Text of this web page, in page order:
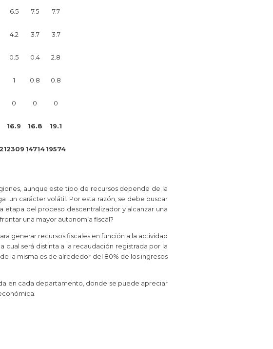
6.5 7.5 7.7
4.2 3.7 3.7
0.5 0.4 2.8
1 0.8 0.8
0 0 0
16.9 16.8 19.1
12309 14714 19574
aunque este tipo de recursos depende de la
un carácter volátil. Por esta razón, se debe buscar
del proceso descentralizador y alcanzar una
una mayor autonomía fiscal?
generar recursos fiscales en función a la actividad
será distinta a la recaudación registrada por la
la misma es de alrededor del 80% de los ingresos
en cada departamento, donde se puede apreciar